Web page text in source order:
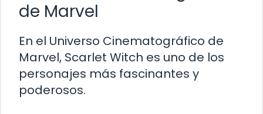
de Marvel
En el Universo Cinematográfico de
Marvel, Scarlet Witch es uno de los
personajes más fascinantes y
poderosos.